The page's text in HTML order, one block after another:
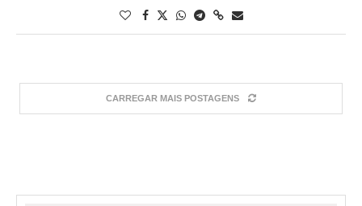
CARREGAR MAIS POSTAGENS